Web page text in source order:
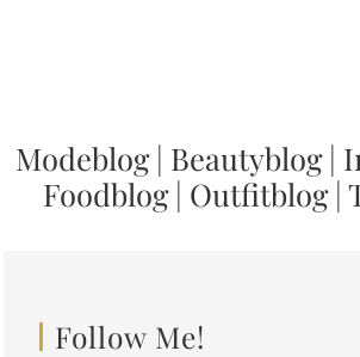
Modeblog| Beautyblog|
Foodblog| Outfitblog|
Follow Me!